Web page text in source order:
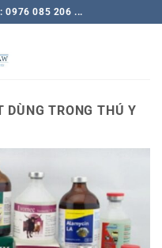
0976 085 206 ...
DÙNG TRONG THÚ Y